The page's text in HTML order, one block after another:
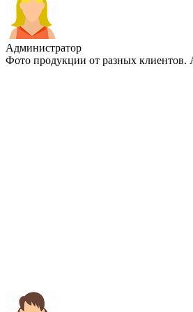
Администратор
Фото продукции от разных